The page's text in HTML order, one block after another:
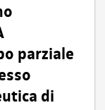
parziale
di